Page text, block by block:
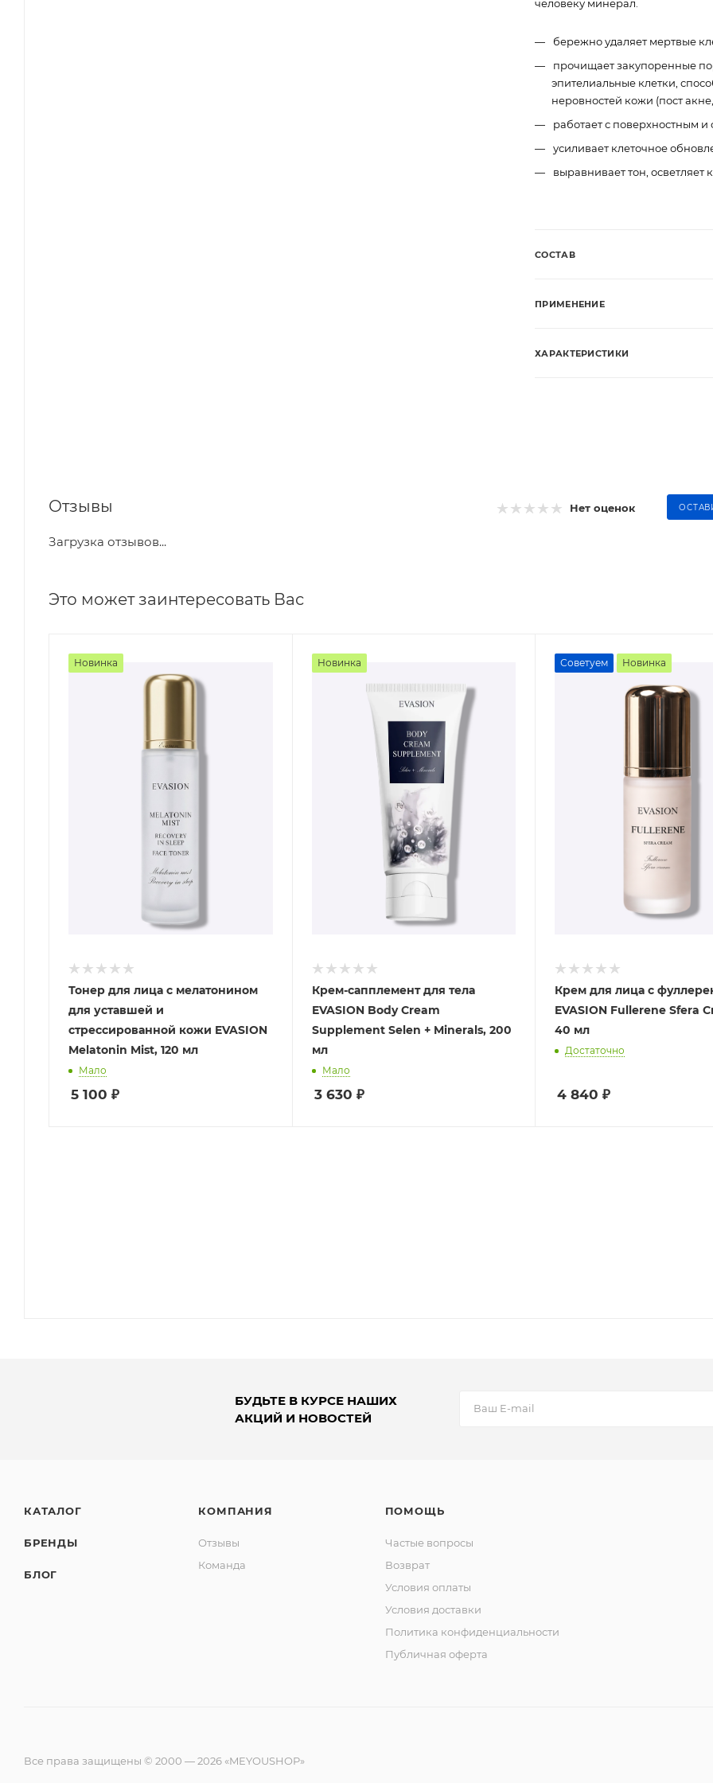
человеку минерал.
бережно удаляет мертвые
прочищает закупоренные
эпителиальные клетки,
неровностей кожи (пост
работает с поверхностным
усиливает клеточное
выравнивает тон, осветляет
СОСТАВ
ПРИМЕНЕНИЕ
ХАРАКТЕРИСТИКИ
Отзывы Нет оценок
Загрузка отзывов...
Это может заинтересовать Вас
Новинка
Тонер для лица с мелатонином
для уставшей и
стрессированной кожи EVASION
Melatonin Mist, 120 мл
Мало
5 100 ₽
Новинка
Крем-сапплемент для тела
EVASION Body Cream
Supplement Selen + Minerals, 200
мл
Мало
3 630 ₽
Советуем Новинка
Крем для лица с
EVASION Fullerene Sfera
40 мл
Достаточно
4 840 ₽
БУДЬТЕ В КУРСЕ НАШИХ
АКЦИЙ И НОВОСТЕЙ
КАТАЛОГ
БРЕНДЫ
БЛОГ
КОМПАНИЯ
Отзывы
Команда
ПОМОЩЬ
Частые вопросы
Возврат
Условия оплаты
Условия доставки
Политика конфиденциальности
Публичная оферта
Все права защищены © 2000 — 2026 «MEYOUSHOP»